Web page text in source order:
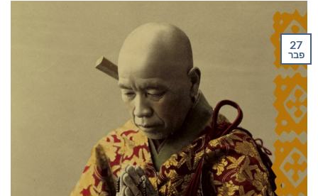
27
פבר